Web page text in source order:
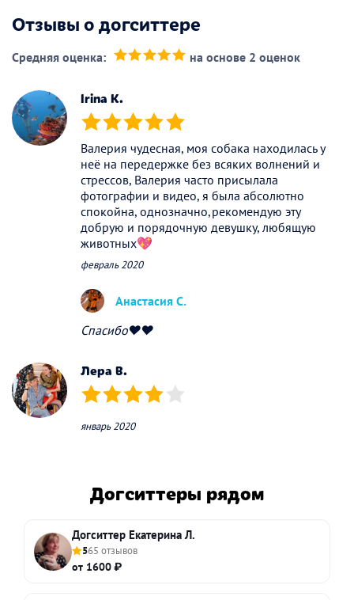
Отзывы о догситтере
Средняя оценка: на основе 2 оценок
Irina K.
(*) (*) (*) (*) (*)
Валерия чудесная, моя собака находилась у
неё на передержке без всяких волнений и
стрессов, Валерия часто присылала
фотографии и видео, я была абсолютно
спокойна, однозначно,рекомендую эту
добрую и порядочную девушку, любящую
животных💖
февраль 2020
Анастасия С.
Спасибо❤️❤️
Лера В.
(*) (*) (*) (*) ( )
январь 2020
Догситтеры рядом
Догситтер Екатерина Л.
565 отзывов
от 1600 ₽